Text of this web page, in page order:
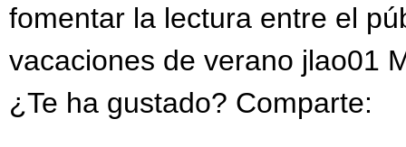
fomentar la lectura entre el
vacaciones de verano jlao01
¿Te ha gustado? Comparte: